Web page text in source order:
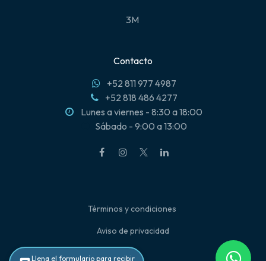
Llena el formulario para recibir
3M
Contacto
+52 811 977 4987
+52 818 486 4277
Lunes a viernes - 8:30 a 18:00
Sábado - 9:00 a 13:00
Términos y condiciones
Aviso de privacidad